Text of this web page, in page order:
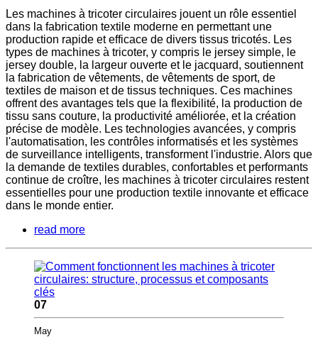
Les machines à tricoter circulaires jouent un rôle essentiel
dans la fabrication textile moderne en permettant une
production rapide et efficace de divers tissus tricotés. Les
types de machines à tricoter, y compris le jersey simple, le
jersey double, la largeur ouverte et le jacquard, soutiennent
la fabrication de vêtements, de vêtements de sport, de
textiles de maison et de tissus techniques. Ces machines
offrent des avantages tels que la flexibilité, la production de
tissu sans couture, la productivité améliorée, et la création
précise de modèle. Les technologies avancées, y compris
l'automatisation, les contrôles informatisés et les systèmes
de surveillance intelligents, transforment l'industrie. Alors que
la demande de textiles durables, confortables et performants
continue de croître, les machines à tricoter circulaires restent
essentielles pour une production textile innovante et efficace
dans le monde entier.
read more
07
May